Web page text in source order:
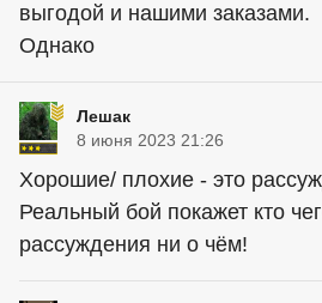
выгодой и нашими заказами.
Однако
Лешак
8 июня 2023 21:26
Хорошие/ плохие - это
Реальный бой покажет кто
рассуждения ни о чём!